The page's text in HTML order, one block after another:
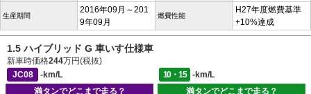
生産期間
2016年09月～201
9年09月
燃費性能
H27年度燃費基準
+10%達成
1.5 ハイブリッド G 車いす仕様車
新車時価格244万円(税抜)
JC08
-km/L 10・15
-km/L
満タンでどこまで走る？
満タンでどこまで走る？